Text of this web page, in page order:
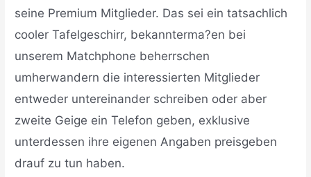
seine Premium Mitglieder. Das sei ein tatsachlich
cooler Tafelgeschirr, bekannterma?en bei
unserem Matchphone beherrschen
umherwandern die interessierten Mitglieder
entweder untereinander schreiben oder aber
zweite Geige ein Telefon geben, exklusive
unterdessen ihre eigenen Angaben preisgeben
drauf zu tun haben.